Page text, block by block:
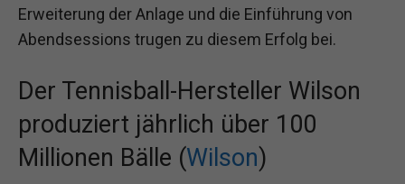
Erweiterung der Anlage und die Einführung von
Abendsessions trugen zu diesem Erfolg bei.
Der Tennisball-Hersteller Wilson
produziert jährlich über 100
Millionen Bälle (Wilson)